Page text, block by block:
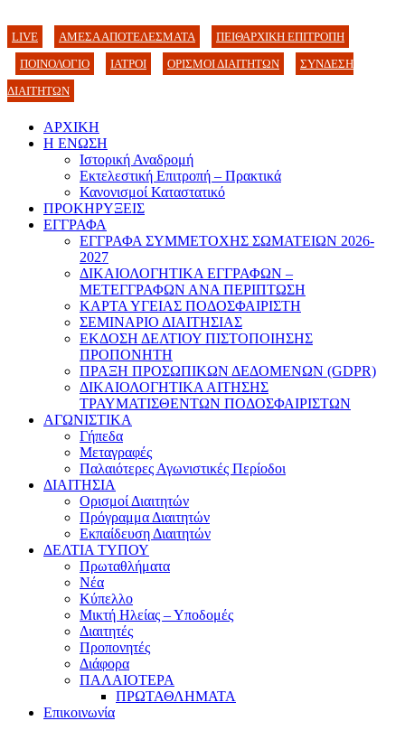
LIVE ΑΜΕΣΑ ΑΠΟΤΕΛΕΣΜΑΤΑ
ΠΕΙΘΑΡΧΙΚΗ ΕΠΙΤΡΟΠΗ
ΠΟΙΝΟΛΟΓΙΟ
ΙΑΤΡΟΙ ΟΡΙΣΜΟΙ ΔΙΑΙΤΗΤΩΝ
ΣΥΝΔΕΣΗ
ΔΙΑΙΤΗΤΩΝ
ΑΡΧΙΚΗ
Η ΕΝΩΣΗ
Ιστορική Αναδρομή
Εκτελεστική Επιτροπή – Πρακτικά
Κανονισμοί Καταστατικό
ΠΡΟΚΗΡΥΞΕΙΣ
ΕΓΓΡΑΦΑ
ΕΓΓΡΑΦΑ ΣΥΜΜΕΤΟΧΗΣ ΣΩΜΑΤΕΙΩΝ 2026-
2027
ΔΙΚΑΙΟΛΟΓΗΤΙΚΑ ΕΓΓΡΑΦΩΝ –
ΜΕΤΕΓΓΡΑΦΩΝ ΑΝΑ ΠΕΡΙΠΤΩΣΗ
ΚΑΡΤΑ ΥΓΕΙΑΣ ΠΟΔΟΣΦΑΙΡΙΣΤΗ
ΣΕΜΙΝΑΡΙΟ ΔΙΑΙΤΗΣΙΑΣ
ΕΚΔΟΣΗ ΔΕΛΤΙΟΥ ΠΙΣΤΟΠΟΙΗΣΗΣ
ΠΡΟΠΟΝΗΤΗ
ΠΡΑΞΗ ΠΡΟΣΩΠΙΚΩΝ ΔΕΔΟΜΕΝΩΝ (GDPR)
ΔΙΚΑΙΟΛΟΓΗΤΙΚΑ ΑΙΤΗΣΗΣ
ΤΡΑΥΜΑΤΙΣΘΕΝΤΩΝ ΠΟΔΟΣΦΑΙΡΙΣΤΩΝ
ΑΓΩΝΙΣΤΙΚΑ
Γήπεδα
Μεταγραφές
Παλαιότερες Αγωνιστικές Περίοδοι
ΔΙΑΙΤΗΣΙΑ
Ορισμοί Διαιτητών
Πρόγραμμα Διαιτητών
Εκπαίδευση Διαιτητών
ΔΕΛΤΙΑ ΤΥΠΟΥ
Πρωταθλήματα
Νέα
Κύπελλο
Μικτή Ηλείας – Υποδομές
Διαιτητές
Προπονητές
Διάφορα
ΠΑΛΑΙΟΤΕΡΑ
ΠΡΩΤΑΘΛΗΜΑΤΑ
Επικοινωνία